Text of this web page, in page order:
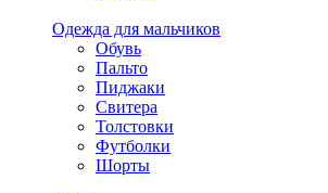
Одежда для мальчиков
Обувь
Пальто
Пиджаки
Свитера
Толстовки
Футболки
Шорты